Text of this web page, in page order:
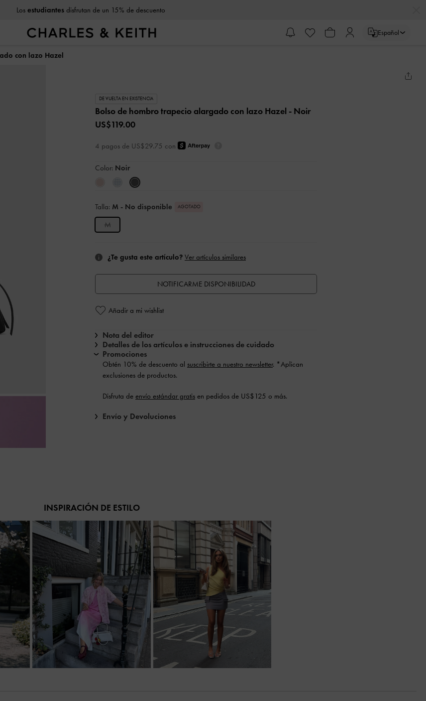
Los estudiantesdisfrutan de un 15% de descuento
Español
con lazo Hazel
DE VUELTA EN EXISTENCIA
Bolso de hombro trapecio alargado con lazo Hazel - Noir
US$119.00
4 pagos de US$29.75 con
Color: Noir
Talla: M - No disponible AGOTADO
M
¿Te gusta este artículo? Ver artículos similares
NOTIFICARME DISPONIBILIDAD
Añadir a mi wishlist
Nota del editor
Detalles de los artículos e instrucciones de cuidado
Promociones
Obtén 10% de descuento al suscribirte a nuestro newsletter. *Aplican
exclusiones de productos.
Disfruta de envío estándar gratis en pedidos de US$125 o más.
Envío y Devoluciones
INSPIRACIÓN DE ESTILO